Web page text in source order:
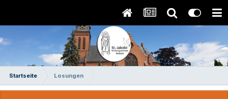
Startseite Losungen